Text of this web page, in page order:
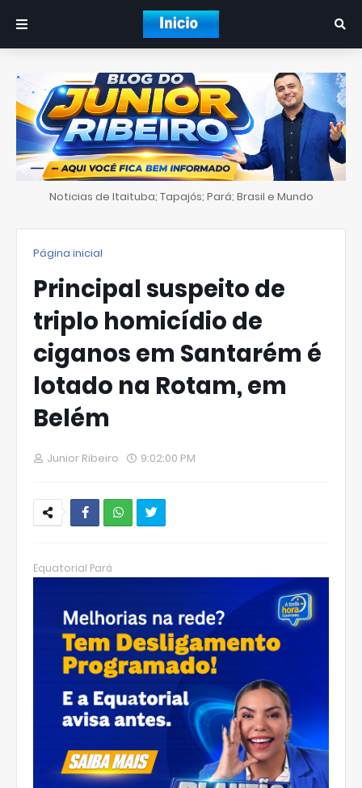
Noticias de Itaituba; Tapajós; Pará; Brasil e Mundo
Página inicial
Principal suspeito de
triplo homicídio de
ciganos em Santarém é
lotado na Rotam, em
Belém
Junior Ribeiro 9:02:00 PM
hats
p
Equatorial Pará